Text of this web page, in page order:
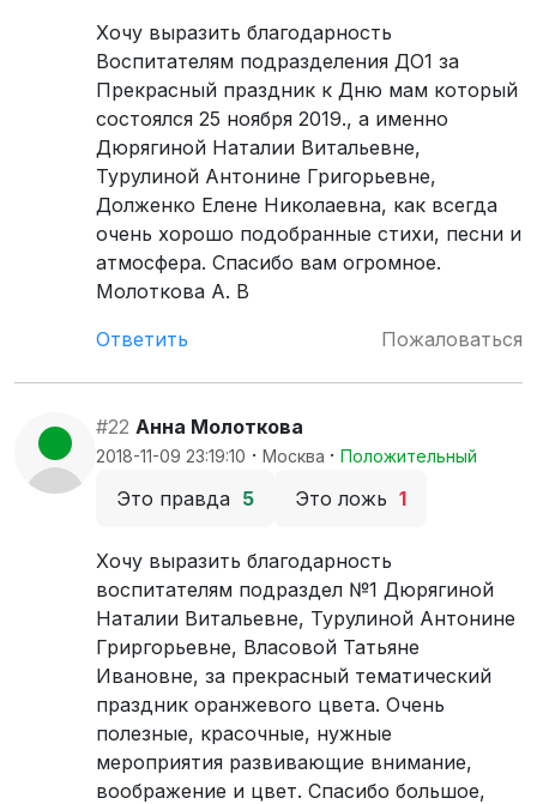
Хочу выразить благодарность
Воспитателям подразделения ДО1 за
Прекрасный праздник к Дню мам который
состоялся 25 ноября 2019., а именно
Дюрягиной Наталии Витальевне,
Турулиной Антонине Григорьевне,
Долженко Елене Николаевна, как всегда
очень хорошо подобранные стихи, песни и
атмосфера. Спасибо вам огромное.
Молоткова А. В
Ответить
Пожаловаться
#22 Анна Молоткова
2018-11-09 23:19:10 · Москва · Положительный
Это правда 5 Это ложь 1
Хочу выразить благодарность
воспитателям подраздел №1 Дюрягиной
Наталии Витальевне, Турулиной Антонине
Гриргорьевне, Власовой Татьяне
Ивановне, за прекрасный тематический
праздник оранжевого цвета. Очень
полезные, красочные, нужные
мероприятия развивающие внимание,
воображение и цвет. Спасибо большое,